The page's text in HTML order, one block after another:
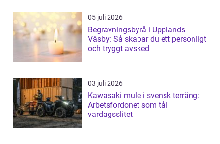
05 juli 2026
Begravningsbyrå i Upplands
Väsby: Så skapar du ett personligt
och tryggt avsked
03 juli 2026
Kawasaki mule i svensk terräng:
Arbetsfordonet som tål
vardagsslitet